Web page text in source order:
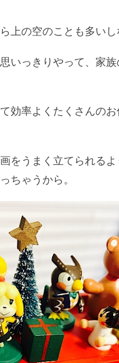
上の空のことも多い
いっきりやって、家族
効率よくたくさんの
をうまく立てられるよ
ちゃうから。